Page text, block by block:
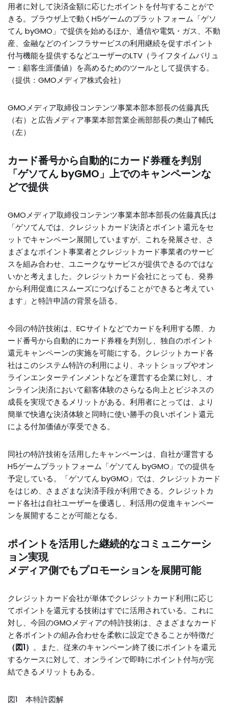
用者に対して決済金額に応じたポイントを付与することがで
きる。ブラウザ上で動くH5ゲームのプラットフォーム「ゲソ
てん byGMO」で提供を始めるほか、通信や電気・ガス、不動
産、金融などのインフラサービスの利用継続を促すポイント
付与機能を提供するなどユーザーのLTV（ライフタイムバリュ
ー：顧客生涯価値）を高めるためのツールとして提供する。
（提供：GMOメディア株式会社）
GMOメディア取締役コンテンツ事業本部本部長の佐藤真氏
（右）と広告メディア事業本部営業企画部部長の奥山了輔氏
（左）
カード番号から自動的にカード券種を判別
「ゲソてん byGMO」上でのキャンペーンな
どで提供
GMOメディア取締役コンテンツ事業本部本部長の佐藤真氏は
「ゲソてんでは、クレジットカード決済とポイント還元をセ
ットでキャンペーン展開していますが、これを発展させ、さ
まざまなポイント事業者とクレジットカード事業者のサービ
スを組み合わせ、ユニークなサービスが提供できるのではな
いかと考えました。クレジットカード会社にとっても、発券
から利用促進にスムーズにつなげることができると考えてい
ます」と特許申請の背景を語る。
今回の特許技術は、ECサイトなどでカードを利用する際、カ
ード番号から自動的にカード券種を判別し、独自のポイント
還元キャンペーンの実施を可能にする。クレジットカード各
社はこのシステム特許の利用により、ネットショップやオン
ラインエンターテインメントなどを運営する企業に対し、オ
ンライン決済において顧客体験のさらなる向上とビジネスの
成長を実現できるメリットがある。利用者にとっては、より
簡単で快適な決済体験と同時に使い勝手の良いポイント還元
による付加価値が享受できる。
同社の特許技術を活用したキャンペーンは、自社が運営する
H5ゲームプラットフォーム「ゲソてん byGMO」での提供を
予定している。「ゲソてん byGMO」では、クレジットカード
をはじめ、さまざまな決済手段が利用できる。クレジットカ
ード各社は自社ユーザーを優遇し、利活用の促進キャンペー
ンを展開することが可能となる。
ポイントを活用した継続的なコミュニケーシ
ョン実現
メディア側でもプロモーションを展開可能
クレジットカード会社が単体でクレジットカード利用に応じ
てポイントを還元する技術はすでに活用されている。これに
対し、今回のGMOメディアの特許技術は、さまざまなカード
と各ポイントの組み合わせを柔軟に設定できることが特徴だ
（図1） 。また、従来のキャンペーン終了後にポイントを還元
するケースに対して、オンラインで即時にポイント付与が完
結できるメリットもある。
図1 本特許図解